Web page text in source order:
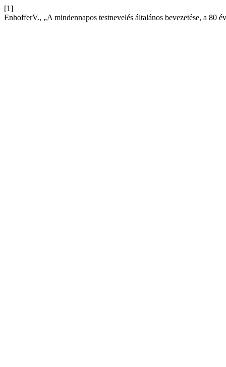
[1]
EnhofferV., „A mindennapos testnevelés általános bevezetése, a 80